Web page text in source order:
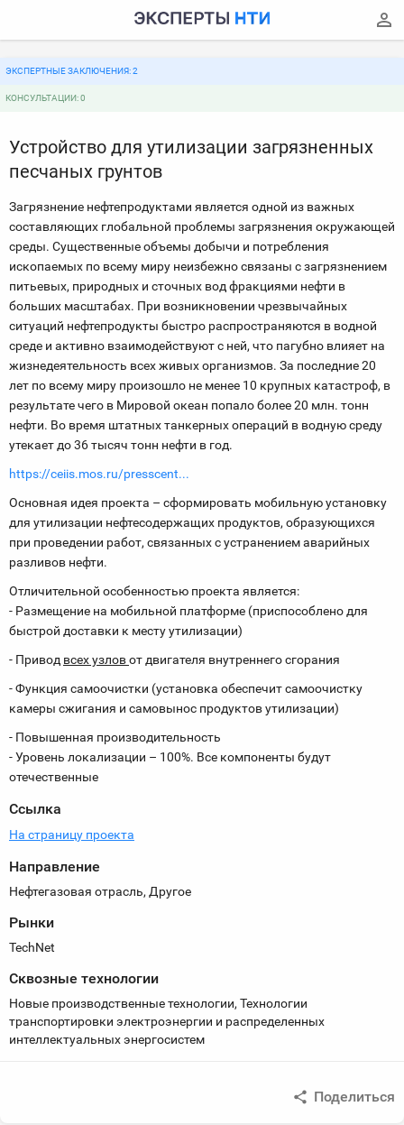
ЭКСПЕРТНЫЕ ЗАКЛЮЧЕНИЯ: 2
КОНСУЛЬТАЦИИ: 0
Устройство для утилизации загрязненных
песчаных грунтов
Загрязнение нефтепродуктами является одной из важных
составляющих глобальной проблемы загрязнения окружающей
среды. Существенные объемы добычи и потребления
ископаемых по всему миру неизбежно связаны с загрязнением
питьевых, природных и сточных вод фракциями нефти в
больших масштабах. При возникновении чрезвычайных
ситуаций нефтепродукты быстро распространяются в водной
среде и активно взаимодействуют с ней, что пагубно влияет на
жизнедеятельность всех живых организмов. За последние 20
лет по всему миру произошло не менее 10 крупных катастроф, в
результате чего в Мировой океан попало более 20 млн. тонн
нефти. Во время штатных танкерных операций в водную среду
утекает до 36 тысяч тонн нефти в год.
https://ceiis.mos.ru/presscent...
Основная идея проекта – сформировать мобильную установку
для утилизации нефтесодержащих продуктов, образующихся
при проведении работ, связанных с устранением аварийных
разливов нефти.
Отличительной особенностью проекта является:
- Размещение на мобильной платформе (приспособлено для
быстрой доставки к месту утилизации)
- Привод всех узловот двигателя внутреннего сгорания
- Функция самоочистки (установка обеспечит самоочистку
камеры сжигания и самовынос продуктов утилизации)
- Повышенная производительность
- Уровень локализации – 100%. Все компоненты будут
отечественные
Ссылка
На страницу проекта
Направление
Нефтегазовая отрасль, Другое
Рынки
TechNet
Сквозные технологии
Новые производственные технологии, Технологии
транспортировки электроэнергии и распределенных
интеллектуальных энергосистем
Поделиться